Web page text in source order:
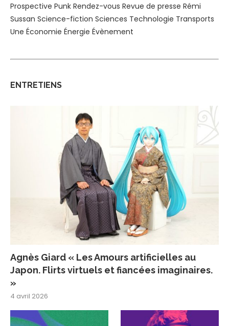
Prospective Punk Rendez-vous Revue de presse Rémi
Sussan Science-fiction Sciences Technologie Transports
Une Économie Énergie Évènement
ENTRETIENS
Agnès Giard « Les Amours artificielles au
Japon. Flirts virtuels et fiancées imaginaires.
»
4 avril 2026